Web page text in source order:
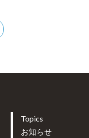
Topics
お知らせ